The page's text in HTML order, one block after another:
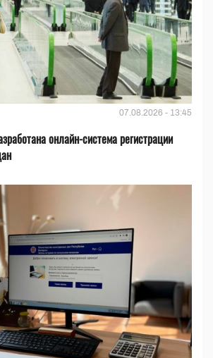
07.08.2026 - 13:45
онлайн-система регистрации